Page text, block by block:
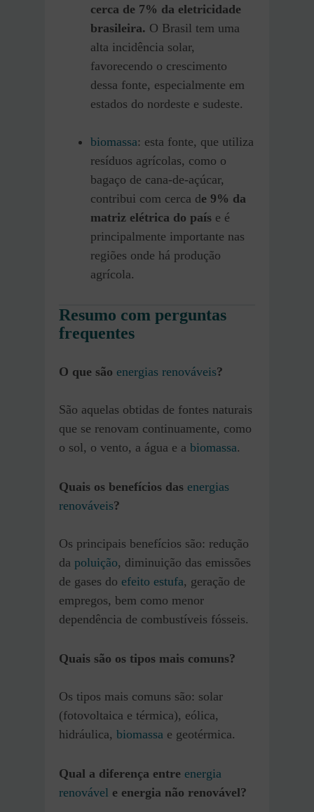
cerca de 7% da eletricidade
brasileira. O Brasil tem uma
alta incidência solar,
favorecendo o crescimento
dessa fonte, especialmente em
estados do nordeste e sudeste.
biomassa: esta fonte, que utiliza
resíduos agrícolas, como o
bagaço de cana-de-açúcar,
contribui com cerca de 9% da
matriz elétrica do país e é
principalmente importante nas
regiões onde há produção
agrícola.
Resumo com perguntas
frequentes
O que são energias renováveis?
São aquelas obtidas de fontes naturais
que se renovam continuamente, como
o sol, o vento, a água e a biomassa.
Quais os benefícios das energias
renováveis?
Os principais benefícios são: redução
da poluição, diminuição das emissões
de gases do efeito estufa, geração de
empregos, bem como menor
dependência de combustíveis fósseis.
Quais são os tipos mais comuns?
Os tipos mais comuns são: solar
(fotovoltaica e térmica), eólica,
hidráulica, biomassa e geotérmica.
Qual a diferença entre energia
renovável e energia não renovável?